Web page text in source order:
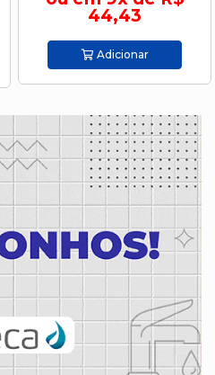
44,43
Adicionar